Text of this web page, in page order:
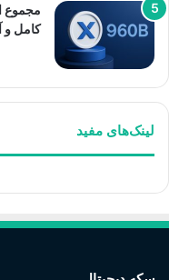
مجموع
کامل و
لینک‌های مفید